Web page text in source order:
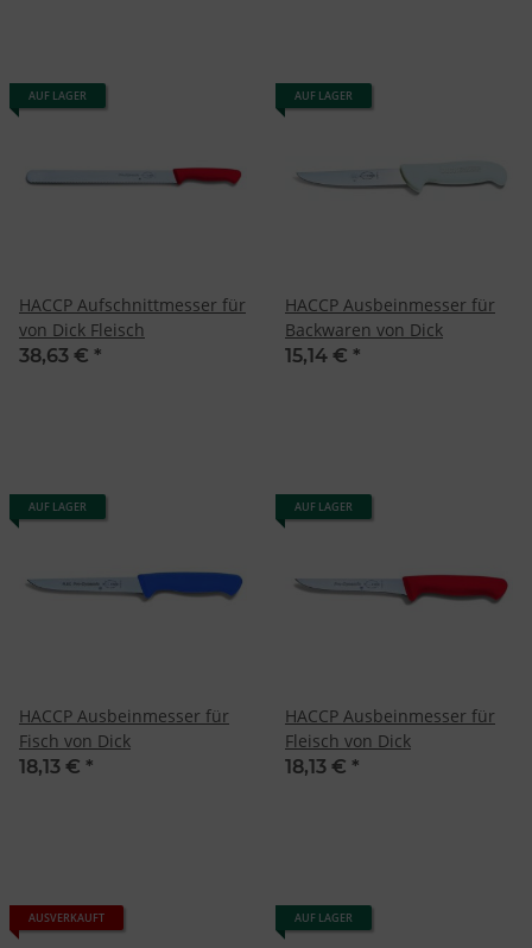
AUF LAGER
HACCP Aufschnittmesser für
von Dick Fleisch
38,63 € *
AUF LAGER
HACCP Ausbeinmesser für
Backwaren von Dick
15,14 € *
AUF LAGER
HACCP Ausbeinmesser für
Fisch von Dick
18,13 € *
AUF LAGER
HACCP Ausbeinmesser für
Fleisch von Dick
18,13 € *
AUSVERKAUFT AUF LAGER